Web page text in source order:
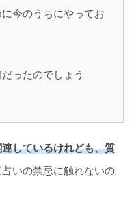
今のうちにやってお
ったのでしょう
しているけれども、質
いの禁忌に触れないの